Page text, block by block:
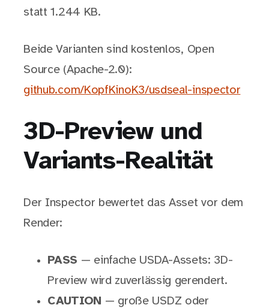
statt 1.244 KB.
Beide Varianten sind kostenlos, Open
Source (Apache-2.0):
github.com/KopfKinoK3/usdseal-inspector
3D-Preview und
Variants-Realität
Der Inspector bewertet das Asset vor dem
Render:
PASS — einfache USDA-Assets: 3D-
Preview wird zuverlässig gerendert.
CAUTION — große USDZ oder